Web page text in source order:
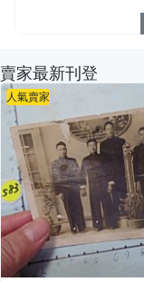
賣家最新刊登
人氣賣家